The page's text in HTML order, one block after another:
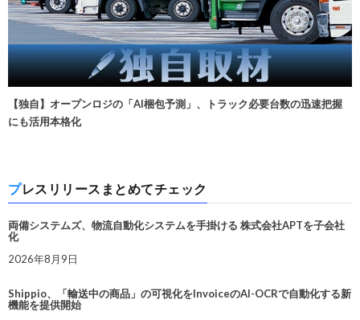
【独自】オープンロジの「AI梱包予測」、トラック必要台数の迅速把握
にも活用本格化
プレスリリースまとめてチェック
両備システムズ、物流自動化システムを手掛ける 株式会社APTを子会社
化
2026年8月9日
Shippio、「輸送中の商品」の可視化をInvoiceのAI-OCRで自動化する新
機能を提供開始